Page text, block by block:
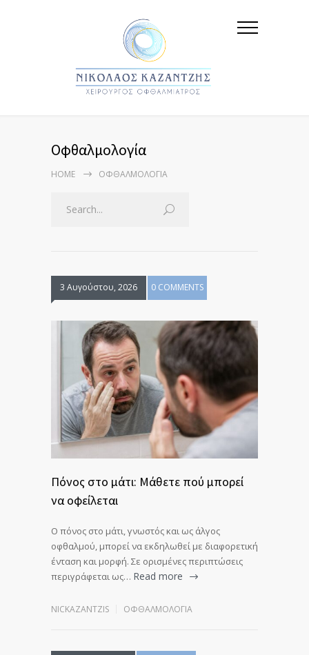
Οφθαλμολογία
HOME ΟΦΘΑΛΜΟΛΟΓΊΑ
3 Αυγούστου, 2026 0 COMMENTS
Πόνος στο μάτι: Μάθετε πού μπορεί
να οφείλεται
Ο πόνος στο μάτι, γνωστός και ως άλγος
οφθαλμού, μπορεί να εκδηλωθεί με διαφορετική
ένταση και μορφή. Σε ορισμένες περιπτώσεις
περιγράφεται ως… Read more
NICKAZANTZIS ΟΦΘΑΛΜΟΛΟΓΊΑ